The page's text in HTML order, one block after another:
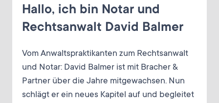
Hallo, ich bin Notar und
Rechtsanwalt David Balmer
Vom Anwaltspraktikanten zum Rechtsanwalt
und Notar: David Balmer ist mit Bracher &
Partner über die Jahre mitgewachsen. Nun
schlägt er ein neues Kapitel auf und begleitet